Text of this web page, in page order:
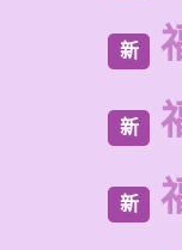
新
新
新